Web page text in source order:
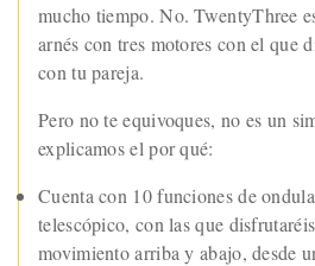
mucho tiempo. No. TwentyThree
arnés con tres motores con el que
con tu pareja.
Pero no te equivoques, no es un
explicamos el por qué:
Cuenta con 10 funciones de
telescópico, con las que
movimiento arriba y abajo, desde